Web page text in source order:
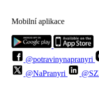
Mobilní aplikace
@potravinynapranyri
@NaPranyri